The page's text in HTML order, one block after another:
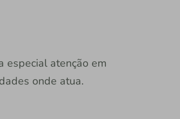
especial atenção em
onde atua.